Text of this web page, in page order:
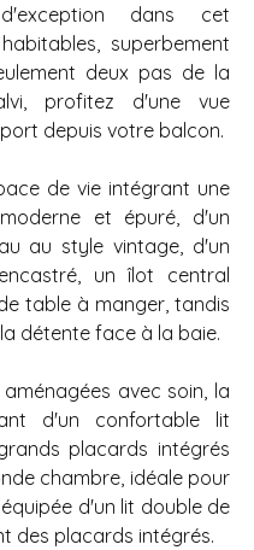
dans cet
superbement
deux pas de la
profitez d'une vue
depuis votre balcon.
de vie intégrant une
et épuré, d'un
au style vintage, d'un
un îlot central
table à manger, tandis
détente face à la baie.
avec soin, la
d'un confortable lit
placards intégrés
chambre, idéale pour
d'un lit double de
des placards intégrés.